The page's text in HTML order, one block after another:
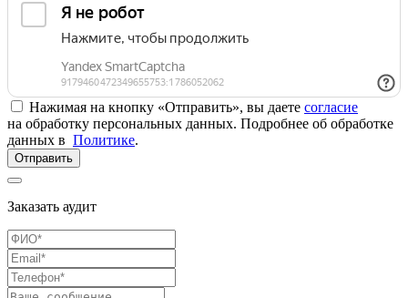
Нажимая на кнопку «Отправить», вы даете согласие
на обработку персональных данных. Подробнее об обработке
данных в Политике.
Отправить
Заказать аудит